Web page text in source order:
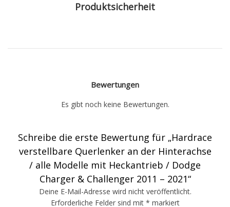
Produktsicherheit
Bewertungen
Es gibt noch keine Bewertungen.
Schreibe die erste Bewertung für „Hardrace
verstellbare Querlenker an der Hinterachse
/ alle Modelle mit Heckantrieb / Dodge
Charger & Challenger 2011 – 2021“
Deine E-Mail-Adresse wird nicht veröffentlicht.
Erforderliche Felder sind mit * markiert